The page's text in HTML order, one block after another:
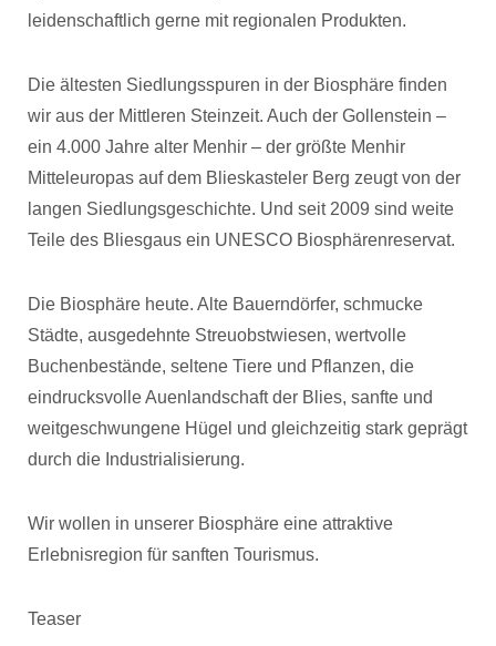
leidenschaftlich gerne mit regionalen Produkten.
Die ältesten Siedlungsspuren in der Biosphäre finden
wir aus der Mittleren Steinzeit. Auch der Gollenstein –
ein 4.000 Jahre alter Menhir – der größte Menhir
Mitteleuropas auf dem Blieskasteler Berg zeugt von der
langen Siedlungsgeschichte. Und seit 2009 sind weite
Teile des Bliesgaus ein UNESCO Biosphärenreservat.
Die Biosphäre heute. Alte Bauerndörfer, schmucke
Städte, ausgedehnte Streuobstwiesen, wertvolle
Buchenbestände, seltene Tiere und Pflanzen, die
eindrucksvolle Auenlandschaft der Blies, sanfte und
weitgeschwungene Hügel und gleichzeitig stark geprägt
durch die Industrialisierung.
Wir wollen in unserer Biosphäre eine attraktive
Erlebnisregion für sanften Tourismus.
Teaser